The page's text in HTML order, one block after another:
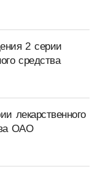
2 серии
средства
лекарственного
ОАО